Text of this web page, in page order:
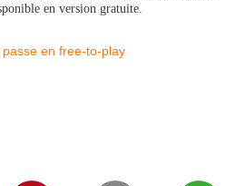
en version gratuite.